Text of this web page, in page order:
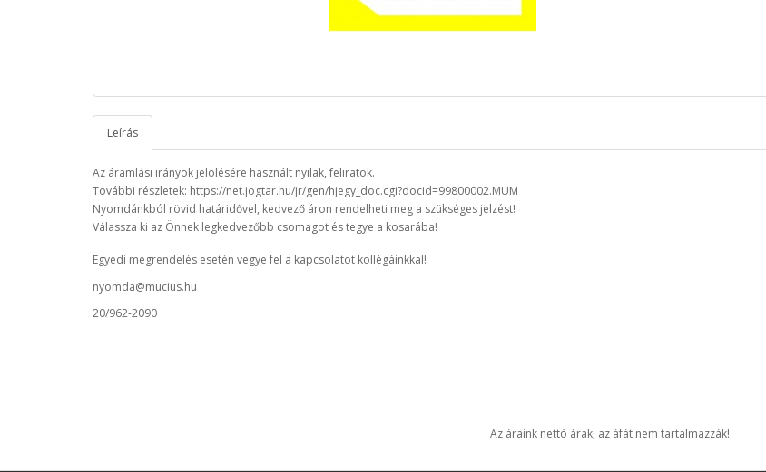
Leírás
Az áramlási irányok jelölésére használt nyilak, feliratok.
További részletek: https://net.jogtar.hu/jr/gen/hjegy_doc.cgi?docid=99800002.MUM
Nyomdánkból rövid határidővel, kedvező áron rendelheti meg a szükséges jelzést!
Válassza ki az Önnek legkedvezőbb csomagot és tegye a kosarába!
Egyedi megrendelés esetén vegye fel a kapcsolatot kollégáinkkal!
nyomda@mucius.hu
20/962-2090
Az áraink nettó árak, az áfát nem tartalmazzák!